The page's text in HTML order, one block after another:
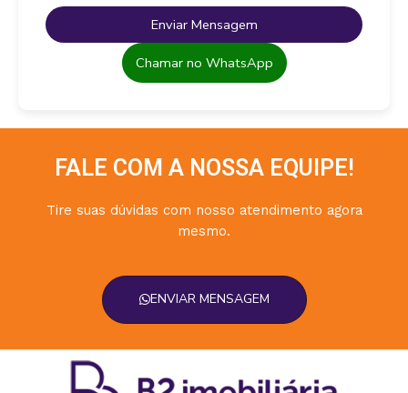
Enviar Mensagem
Chamar no WhatsApp
FALE COM A NOSSA EQUIPE!
Tire suas dúvidas com nosso atendimento agora
mesmo.
ENVIAR MENSAGEM